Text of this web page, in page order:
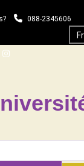
088-2345606